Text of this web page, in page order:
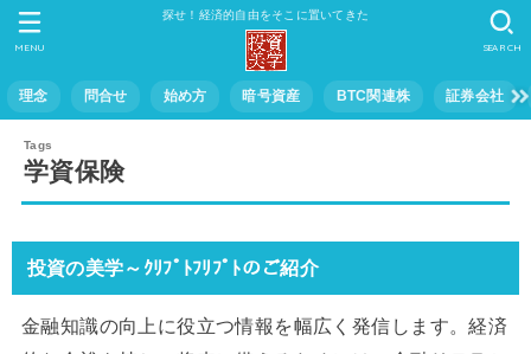
探せ！経済的自由をそこに置いてきた
理念 問合せ 始め方 暗号資産 BTC関連株 証券会社
SEARCH
MENU
学資保険
投資の美学～ｸﾘﾌﾟﾄﾌﾘﾌﾟﾄのご紹介
金融知識の向上に役立つ情報を幅広く発信します。経済